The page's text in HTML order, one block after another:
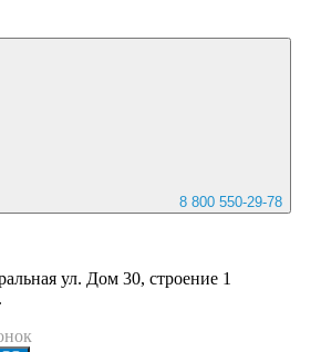
8 800 550-29-78
ул. Дом 30, строение 1